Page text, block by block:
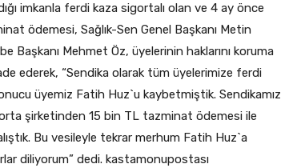
imkanla ferdi kaza sigortalı olan ve 4 ay önce
ödemesi, Sağlık-Sen Genel Başkanı Metin
Başkanı Mehmet Öz, üyelerinin haklarını koruma
ederek, “Sendika olarak tüm üyelerimize ferdi
üyemiz Fatih Huz`u kaybetmiştik. Sendikamız
şirketinden 15 bin TL tazminat ödemesi ile
Bu vesileyle tekrar merhum Fatih Huz`a
diliyorum” dedi. kastamonupostası